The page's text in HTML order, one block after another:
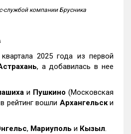
службой компании Брусника
2025 года из первой
, а добавилась в нее
и Пушкино (Московская
рейтинг вошли Архангельски
, Мариуполь и Кызыл.